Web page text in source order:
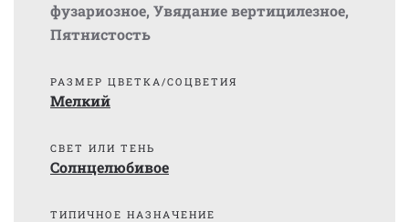
фузариозное, Увядание вертицилезное,
Пятнистость
РАЗМЕР ЦВЕТКА/СОЦВЕТИЯ
Мелкий
СВЕТ ИЛИ ТЕНЬ
Солнцелюбивое
ТИПИЧНОЕ НАЗНАЧЕНИЕ